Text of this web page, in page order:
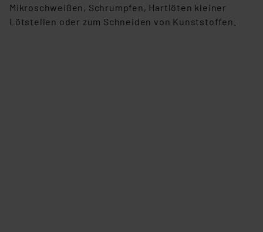
Mikroschweißen, Schrumpfen, Hartlöten kleiner
Lötstellen oder zum Schneiden von Kunststoffen.